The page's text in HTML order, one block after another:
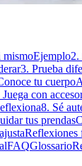
mismoEjemplo2.
3. Prueba
tu cuerpo
Juega con
8. Sé
tus prendas
Reflexiones
FAQGlossario